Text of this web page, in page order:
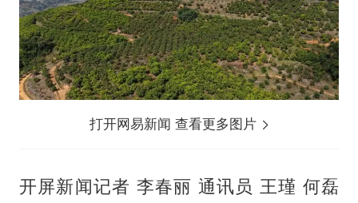
打开网易新闻 查看更多图片
开屏新闻记者 李春丽 通讯员 王瑾 何磊